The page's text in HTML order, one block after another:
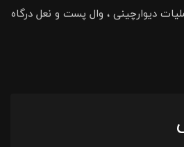
دیوارچینی ، وال پست و نعل درگاه